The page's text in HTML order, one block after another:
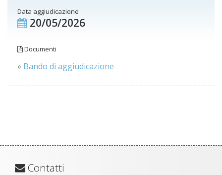
Data aggiudicazione
20/05/2026
Documenti
» Bando di aggiudicazione
Contatti